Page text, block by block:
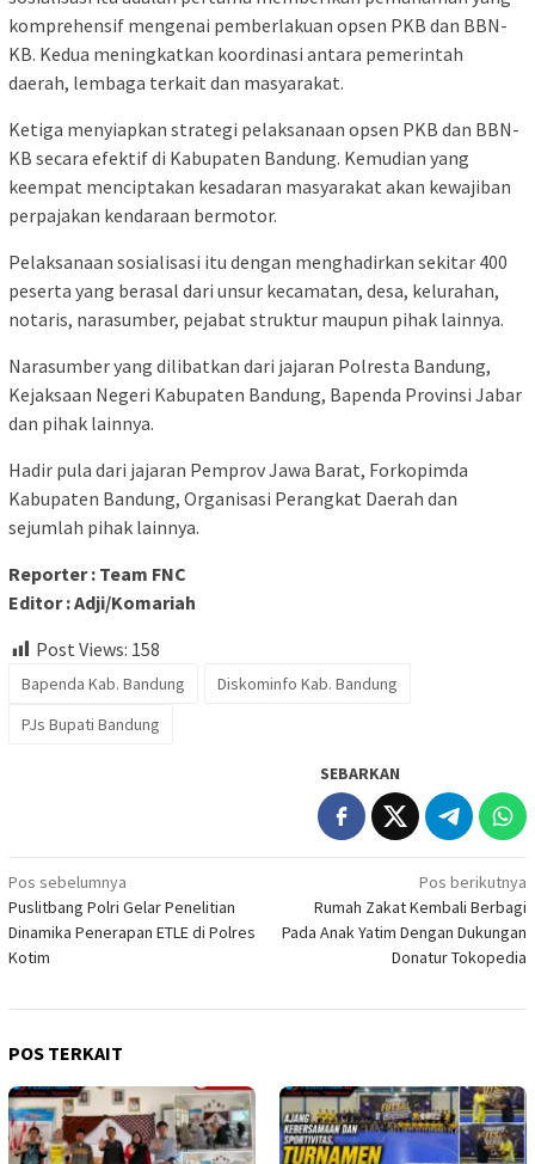
komprehensif mengenai pemberlakuan opsen PKB dan BBN-
KB. Kedua meningkatkan koordinasi antara pemerintah
daerah, lembaga terkait dan masyarakat.
Ketiga menyiapkan strategi pelaksanaan opsen PKB dan BBN-
KB secara efektif di Kabupaten Bandung. Kemudian yang
keempat menciptakan kesadaran masyarakat akan kewajiban
perpajakan kendaraan bermotor.
Pelaksanaan sosialisasi itu dengan menghadirkan sekitar 400
peserta yang berasal dari unsur kecamatan, desa, kelurahan,
notaris, narasumber, pejabat struktur maupun pihak lainnya.
Narasumber yang dilibatkan dari jajaran Polresta Bandung,
Kejaksaan Negeri Kabupaten Bandung, Bapenda Provinsi Jabar
dan pihak lainnya.
Hadir pula dari jajaran Pemprov Jawa Barat, Forkopimda
Kabupaten Bandung, Organisasi Perangkat Daerah dan
sejumlah pihak lainnya.
Reporter : Team FNC
Editor : Adji/Komariah
Post Views: 158
Bapenda Kab. Bandung
Diskominfo Kab. Bandung
PJs Bupati Bandung
SEBARKAN
Navigasi
pos
Pos sebelumnya
Puslitbang Polri Gelar Penelitian
Dinamika Penerapan ETLE di Polres
Kotim
Pos berikutnya
Rumah Zakat Kembali Berbagi
Pada Anak Yatim Dengan Dukungan
Donatur Tokopedia
POS TERKAIT